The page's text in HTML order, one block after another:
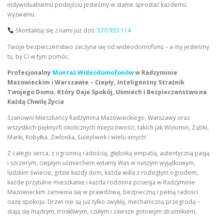
indywidualnemu podejściu jesteśmy w stanie sprostać każdemu
wyzwaniu.
Skontaktuj się z nami już dziś: 570 933 114
Twoje bezpieczeństwo zaczyna się od wideodomofonu – a my jesteśmy
tu, by Ci w tym pomóc.
Profesjonalny Montaż Wideodomofonóww Radzyminie
Mazowieckim i Warszawie – Ciepły, Inteligentny Strażnik
Twojego Domu, Który Daje Spokój, Uśmiech i Bezpieczeństwo na
Każdą Chwilę Życia
Szanowni Mieszkańcy Radzymina Mazowieckiego, Warszawy oraz
wszystkich pięknych okolicznych miejscowości, takich jak Wołomin, Ząbki,
Marki, Kobyłka, Zielonka, Sulejówek i wielu innych!
Z całego serca, z ogromną radością, głęboką empatią, autentyczną pasją
i szczerym, ciepłym uśmiechem witamy Was w naszym wyjątkowym,
ludzkim świecie, gdzie każdy dom, każda willa z rozległym ogrodem,
każde przytulne mieszkanie i każda rodzinna posesja w Radzyminie
Mazowieckim zamienia się w prawdziwą, bezpieczną i pełną radości
oazę spokoju. Drzwi nie są już tylko zwykłą, mechaniczną przegrodą –
stają się mądrym, troskliwym, czułym i zawsze gotowym strażnikiem,